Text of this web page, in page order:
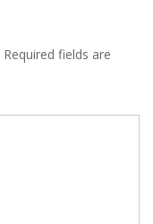
Required fields are